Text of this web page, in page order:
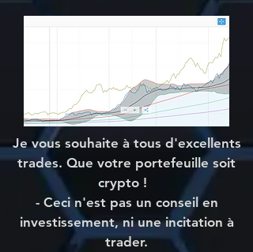
Je vous souhaite à tous d'excellents
trades. Que votre portefeuille soit
crypto !
- Ceci n'est pas un conseil en
investissement, ni une incitation à
trader.